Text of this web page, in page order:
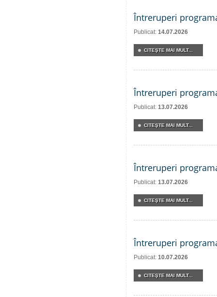
Întreruperi
Publicat: 14.07.2026
CITEŞTE MAI MULT...
Întreruperi
Publicat: 13.07.2026
CITEŞTE MAI MULT...
Întreruperi
Publicat: 13.07.2026
CITEŞTE MAI MULT...
Întreruperi
Publicat: 10.07.2026
CITEŞTE MAI MULT...